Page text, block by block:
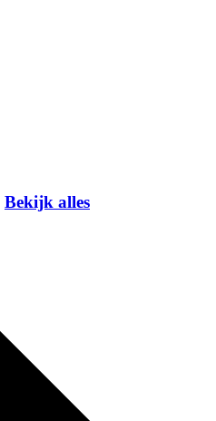
Bekijk alles